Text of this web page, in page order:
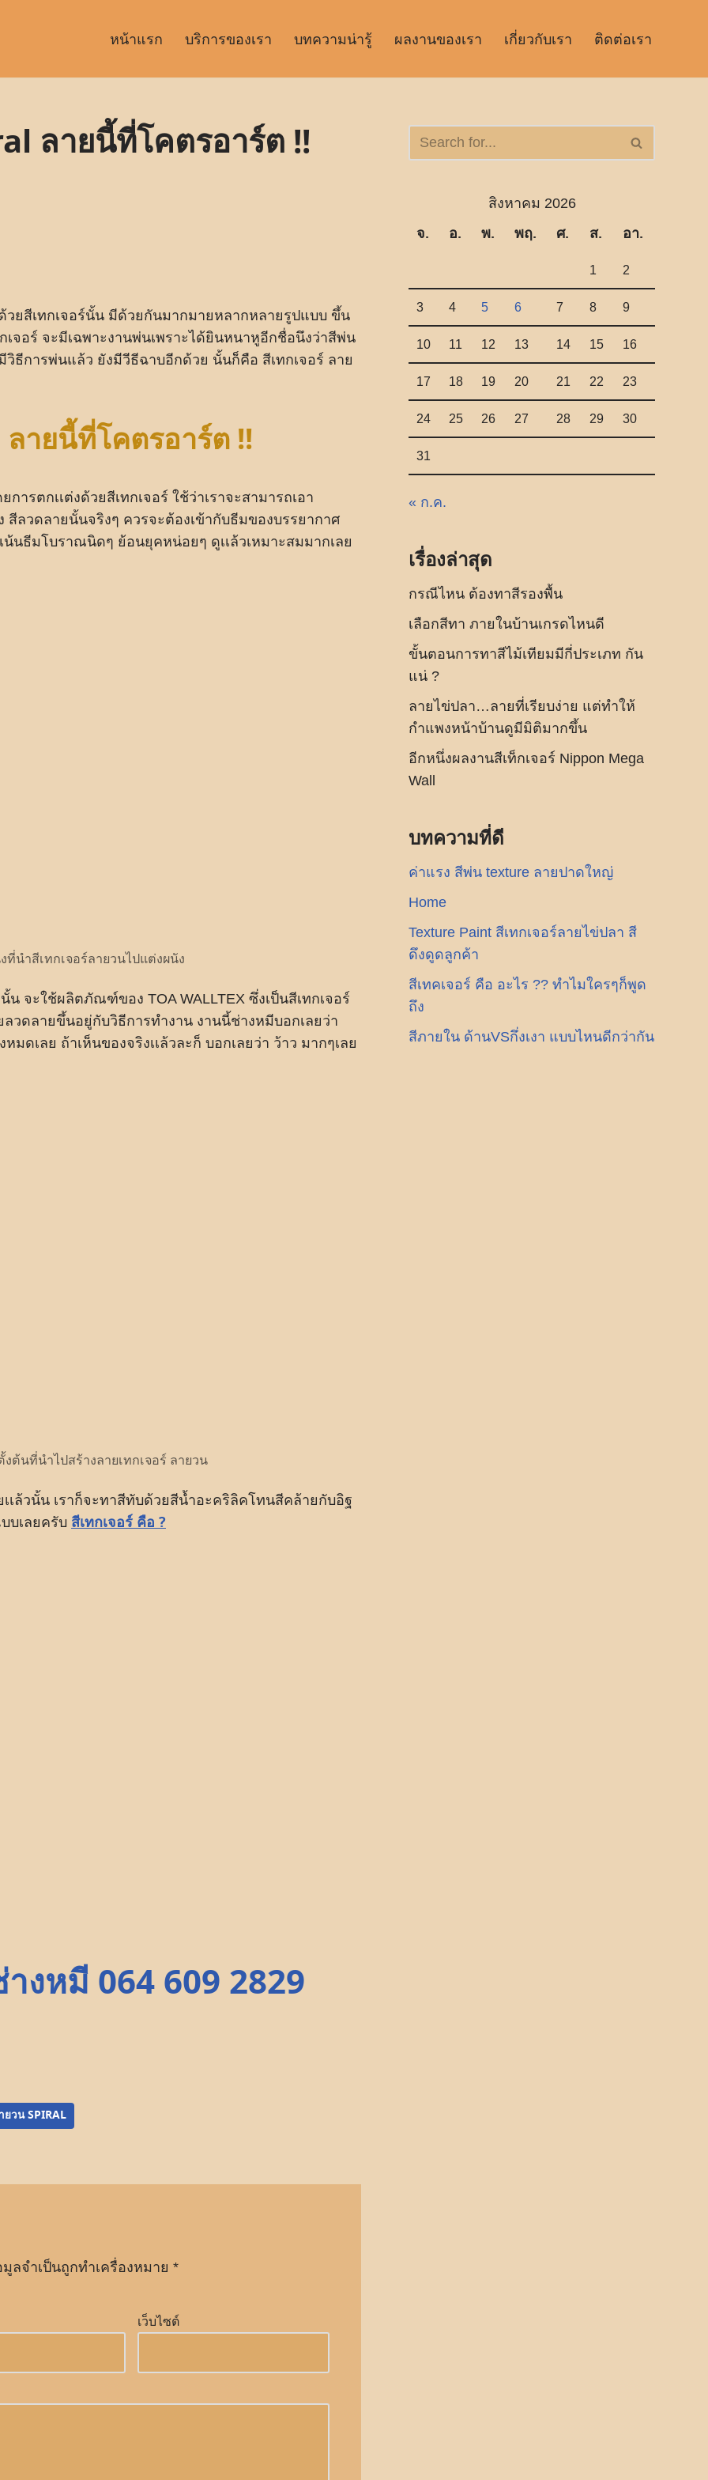
หน้าแรก บริการของเรา บทความน่ารู้ ผลงานของเรา เกี่ยวกับเรา ติดต่อเรา
ลายนี้ที่โคตรอาร์ต !!
วยสีเทกเจอร์นั้น มีด้วยกันมากมายหลากหลายรูปแบบ ขึ้น
จอร์ จะมีเฉพาะงานพ่นเพราะได้ยินหนาหูอีกชื่อนึงว่าสีพ่น
ธีการพ่นแล้ว ยังมีวีธีฉาบอีกด้วย นั้นก็คือ สีเทกเจอร์ ลาย
ลายนี้ที่โคตรอาร์ต !!
ารตกเเต่งด้วยสีเทกเจอร์ ใช้ว่าเราจะสามารถเอา
ลวดลายนั้นจริงๆ ควรจะต้องเข้ากับธีมของบรรยากาศ
น้นธีมโบราณนิดๆ ย้อนยุคหน่อยๆ ดูเเล้วเหมาะสมมากเลย
นำสีเทกเจอร์ลายวนไปแต่งผนัง
จะใช้ผลิตภัณฑ์ของ TOA WALLTEX ซึ่งเป็นสีเทกเจอร์
วดลายขึ้นอยู่กับวิธีการทำงาน งานนี้ช่างหมีบอกเลยว่า
ดเลย ถ้าเห็นของจริงเเล้วละก็ บอกเลยว่า ว้าว มากๆเลย
งต้นที่นำไปสร้างลายเทกเจอร์ ลายวน
เเล้วนั้น เราก็จะทาสีทับด้วยสีน้ำอะคริลิคโทนสีคล้ายกับอิฐ
บเลยครับ สีเทกเจอร์ คือ ?
งหมี 064 609 2829
ยวน SPIRAL
ลจำเป็นถูกทำเครื่องหมาย *
เว็บไซต์
สิงหาคม 2026
จ. อ. พ. พฤ. ศ. ส. อา.
1 2
3 4 5 6 7 8 9
10 11 12 13 14 15 16
17 18 19 20 21 22 23
24 25 26 27 28 29 30
31
« ก.ค.
เรื่องล่าสุด
กรณีไหน ต้องทาสีรองพื้น
เลือกสีทา ภายในบ้านเกรดไหนดี
ขั้นตอนการทาสีไม้เทียมมีกี่ประเภท กัน
แน่ ?
ลายไข่ปลา…ลายที่เรียบง่าย แต่ทำให้
กำแพงหน้าบ้านดูมีมิติมากขึ้น
อีกหนึ่งผลงานสีเท็กเจอร์ Nippon Mega
Wall
บทความที่ดี
ค่าแรง สีพ่น texture ลายปาดใหญ่
Home
Texture Paint สีเทกเจอร์ลายไข่ปลา สี
ดึงดูดลูกค้า
สีเทคเจอร์ คือ อะไร ?? ทำไมใครๆก็พูด
ถึง
สีภายใน ด้านVSกึ่งเงา แบบไหนดีกว่ากัน